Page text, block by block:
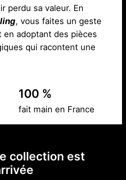
perdu sa valeur. En
, vous faites un geste
en adoptant des pièces
qui racontent une
100 %
fait main en France
collection est